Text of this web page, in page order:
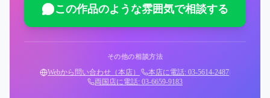
この作品のような雰囲気で相談する
その他の相談方法
Webから問い合わせ（本店） 本店に電話: 03-5614-2487
両国店に電話: 03-6659-9183